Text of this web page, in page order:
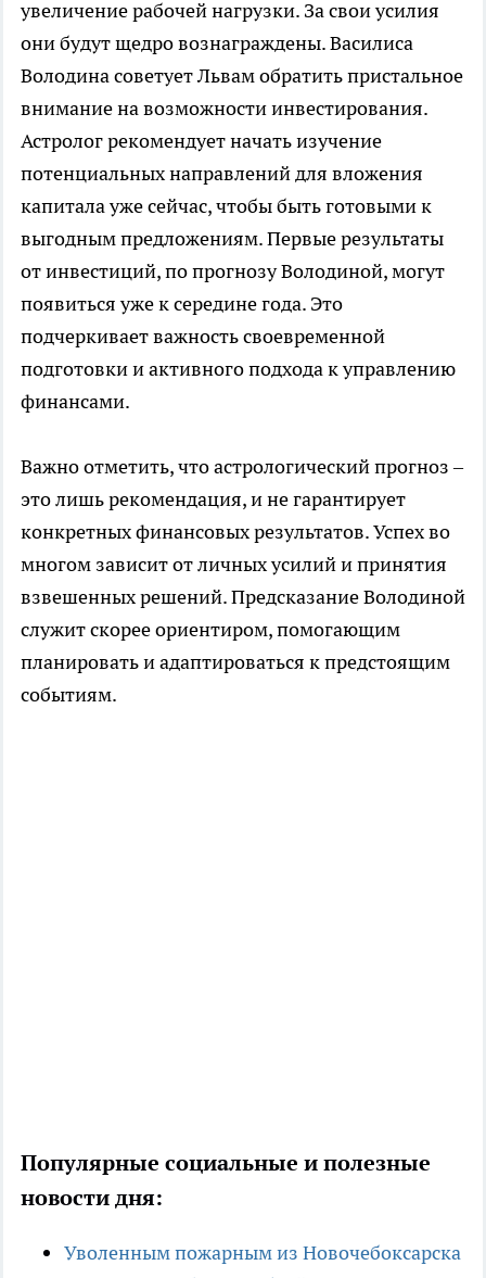
увеличение рабочей нагрузки. За свои усилия
они будут щедро вознаграждены. Василиса
Володина советует Львам обратить пристальное
внимание на возможности инвестирования.
Астролог рекомендует начать изучение
потенциальных направлений для вложения
капитала уже сейчас, чтобы быть готовыми к
выгодным предложениям. Первые результаты
от инвестиций, по прогнозу Володиной, могут
появиться уже к середине года. Это
подчеркивает важность своевременной
подготовки и активного подхода к управлению
финансами.
Важно отметить, что астрологический прогноз –
это лишь рекомендация, и не гарантирует
конкретных финансовых результатов. Успех во
многом зависит от личных усилий и принятия
взвешенных решений. Предсказание Володиной
служит скорее ориентиром, помогающим
планировать и адаптироваться к предстоящим
событиям.
Популярные социальные и полезные
новости дня:
Уволенным пожарным из Новочебоксарска